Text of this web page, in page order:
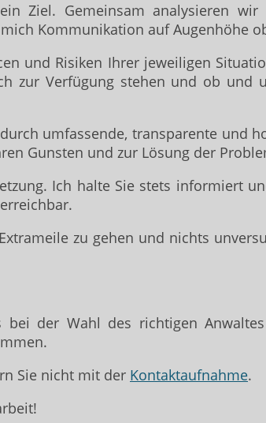
Ziel. Gemeinsam analysieren
Kommunikation auf Augenhöhe
und Risiken Ihrer jeweiligen
zur Verfügung stehen und ob und
umfassende, transparente und
Gunsten und zur Lösung der
Ich halte Sie stets informiert
zu gehen und nichts
bei der Wahl des richtigen
Sie nicht mit der Kontaktaufnahme.